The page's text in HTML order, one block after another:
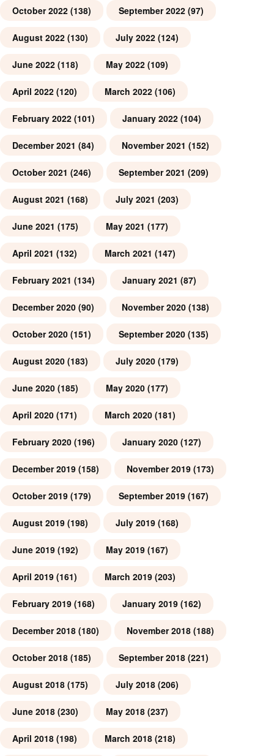
October 2022 (138) September 2022 (97)
August 2022 (130) July 2022 (124)
June 2022 (118) May 2022 (109)
April 2022 (120) March 2022 (106)
February 2022 (101) January 2022 (104)
December 2021 (84) November 2021 (152)
October 2021 (246) September 2021 (209)
August 2021 (168) July 2021 (203)
June 2021 (175) May 2021 (177)
April 2021 (132) March 2021 (147)
February 2021 (134) January 2021 (87)
December 2020 (90) November 2020 (138)
October 2020 (151) September 2020 (135)
August 2020 (183) July 2020 (179)
June 2020 (185) May 2020 (177)
April 2020 (171) March 2020 (181)
February 2020 (196) January 2020 (127)
December 2019 (158) November 2019 (173)
October 2019 (179) September 2019 (167)
August 2019 (198) July 2019 (168)
June 2019 (192) May 2019 (167)
April 2019 (161) March 2019 (203)
February 2019 (168) January 2019 (162)
December 2018 (180) November 2018 (188)
October 2018 (185) September 2018 (221)
August 2018 (175) July 2018 (206)
June 2018 (230) May 2018 (237)
April 2018 (198) March 2018 (218)